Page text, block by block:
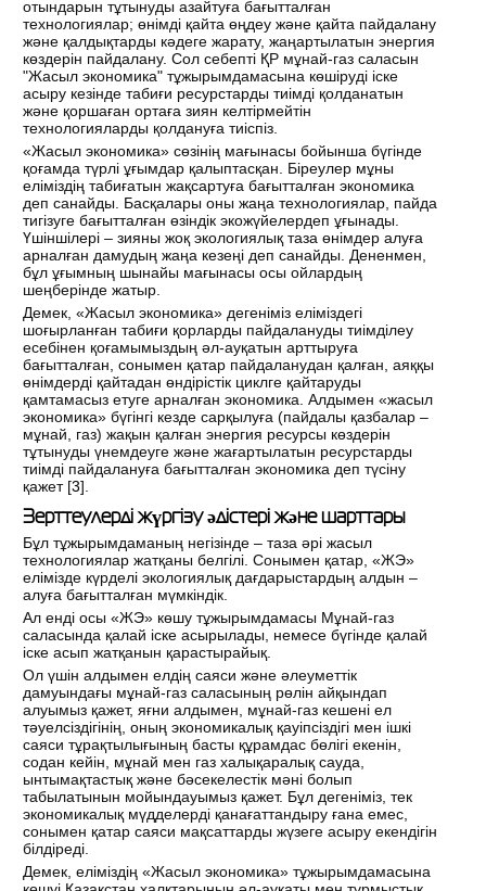
отындарын тұтынуды азайтуға бағытталған
технологиялар; өнімді қайта өңдеу және қайта пайдалану
және қалдықтарды кәдеге жарату, жаңартылатын энергия
көздерін пайдалану. Сол себепті ҚР мұнай-газ саласын
"Жасыл экономика" тұжырымдамасына көшіруді іске
асыру кезінде табиғи ресурстарды тиімді қолданатын
және қоршаған ортаға зиян келтірмейтін
технологияларды қолдануға тиіспіз.
«Жасыл экономика» сөзінің мағынасы бойынша бүгінде
қоғамда түрлі ұғымдар қалыптасқан. Біреулер мұны
еліміздің табиғатын жақсартуға бағытталған экономика
деп санайды. Басқалары оны жаңа технологиялар, пайда
тигізуге бағытталған өзіндік экожүйелердеп ұғынады.
Үшіншілері – зияны жоқ экологиялық таза өнімдер алуға
арналған дамудың жаңа кезеңі деп санайды. Дененмен,
бұл ұғымның шынайы мағынасы осы ойлардың
шеңберінде жатыр.
Демек, «Жасыл экономика» дегеніміз еліміздегі
шоғырланған табиғи қорларды пайдалануды тиімділеу
есебінен қоғамымыздың әл-ауқатын арттыруға
бағытталған, сонымен қатар пайдаланудан қалған, аяққы
өнімдерді қайтадан өндірістік циклге қайтаруды
қамтамасыз етуге арналған экономика. Алдымен «жасыл
экономика» бүгінгі кезде сарқылуға (пайдалы қазбалар –
мұнай, газ) жақын қалған энергия ресурсы көздерін
тұтынуды үнемдеуге және жағартылатын ресурстарды
тиімді пайдалануға бағытталған экономика деп түсіну
қажет [3].
Зерттеулерді жүргізу әдістері және шарттары
Бұл тұжырымдаманың негізінде – таза әрі жасыл
технологиялар жатқаны белгілі. Сонымен қатар, «ЖЭ»
елімізде күрделі экологиялық дағдарыстардың алдын –
алуға бағытталған мүмкіндік.
Ал енді осы «ЖЭ» көшу тұжырымдамасы Мұнай-газ
саласында қалай іске асырылады, немесе бүгінде қалай
іске асып жатқанын қарастырайық.
Ол үшін алдымен елдің саяси және әлеуметтік
дамуындағы мұнай-газ саласының рөлін айқындап
алуымыз қажет, яғни алдымен, мұнай-газ кешені ел
тәуелсіздігінің, оның экономикалық қауіпсіздігі мен ішкі
саяси тұрақтылығының басты құрамдас бөлігі екенін,
содан кейін, мұнай мен газ халықаралық сауда,
ынтымақтастық және бәсекелестік мәні болып
табылатынын мойындауымыз қажет. Бұл дегеніміз, тек
экономикалық мүдделерді қанағаттандыру ғана емес,
сонымен қатар саяси мақсаттарды жүзеге асыру екендігін
білдіреді.
Демек, еліміздің «Жасыл экономика» тұжырымдамасына